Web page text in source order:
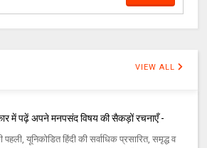
VIEW ALL
में पढ़ें अपने मनपसंद विषय की सैकड़ों रचनाएँ -
पहली, यूनिकोडित हिंदी की सर्वाधिक प्रसारित, समृद्ध व